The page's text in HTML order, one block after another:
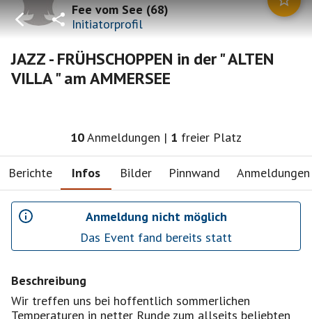
Fee vom See(68)
Initiatorprofil
JAZZ - FRÜHSCHOPPEN in der " ALTEN
VILLA " am AMMERSEE
10Anmeldungen | 1 freier Platz
Berichte Infos Bilder Pinnwand Anmeldungen
Anmeldung nicht möglich
Das Event fand bereits statt
Beschreibung
Wir treffen uns bei hoffentlich sommerlichen
Temperaturen in netter Runde zum allseits beliebten